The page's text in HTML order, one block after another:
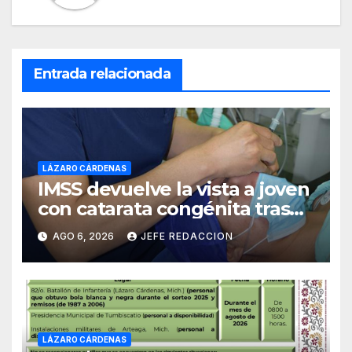
Entrada relacionada
LÁZARO CÁRDENAS
IMSS devuelve la vista a joven
con catarata congénita tras
23 años de limitación visual
AGO 6, 2026 JEFE REDACCION
LÁZARO CÁRDENAS